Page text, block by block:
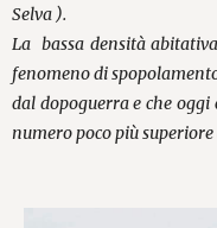
Selva ).
La bassa densità
fenomeno di
dal dopoguerra e che
numero poco più